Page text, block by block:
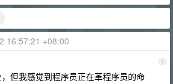
16:57:21 +08:00
1
但我感觉到程序员正在革程序员的命